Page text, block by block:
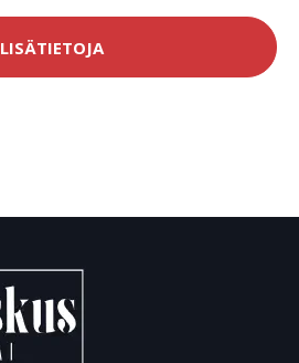
LISÄTIETOJA